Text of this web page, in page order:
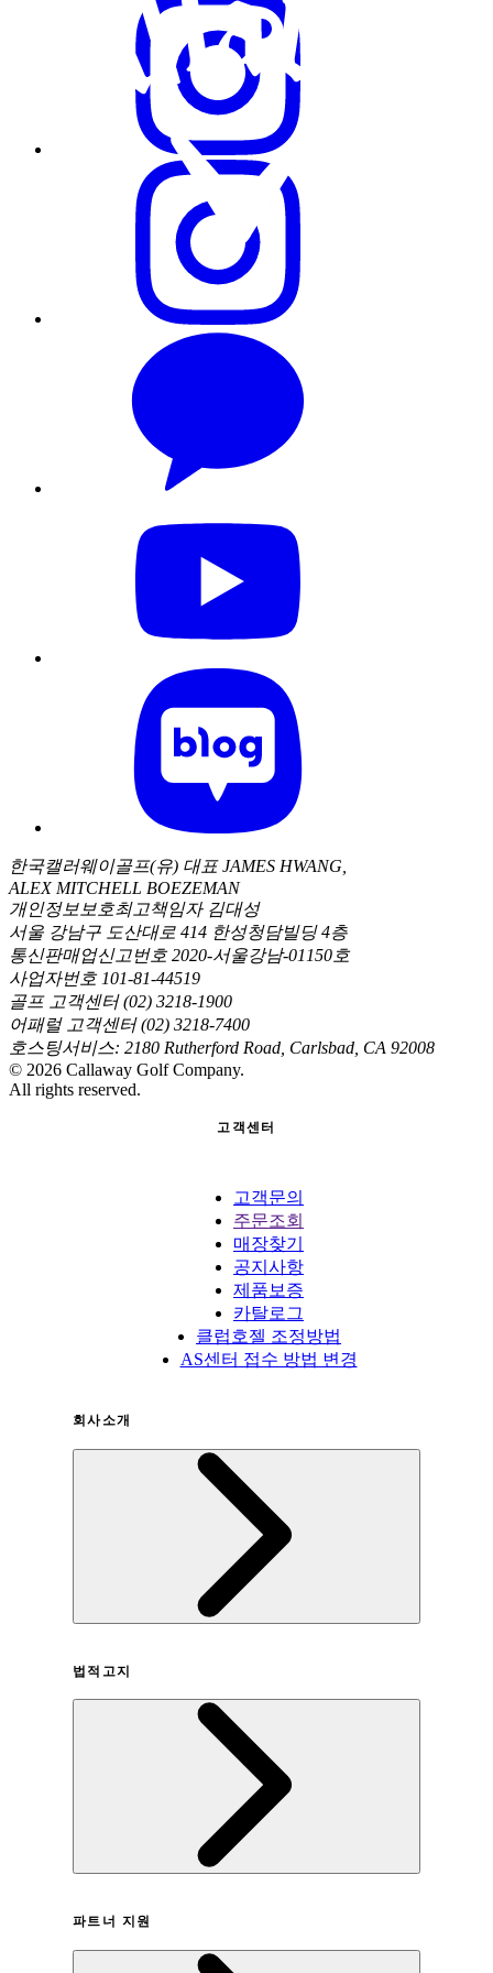
한국캘러웨이골프(유) 대표 JAMES HWANG,
ALEX MITCHELL BOEZEMAN
개인정보보호최고책임자 김대성
서울 강남구 도산대로 414 한성청담빌딩 4층
통신판매업신고번호 2020-서울강남-01150호
사업자번호 101-81-44519
골프 고객센터 (02) 3218-1900
어패럴 고객센터 (02) 3218-7400
호스팅서비스: 2180 Rutherford Road, Carlsbad, CA 92008
© 2026 Callaway Golf Company.
All rights reserved.
고객센터
고객문의
주문조회
매장찾기
공지사항
제품보증
카탈로그
클럽호젤 조정방법
AS센터 접수 방법 변경
회사소개
법적고지
개인정보취급방침
파트너 지원